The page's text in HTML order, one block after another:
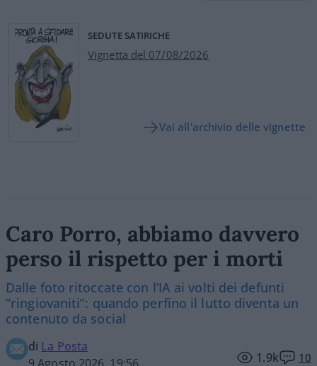
SEDUTE SATIRICHE
Vignetta del 07/08/2026
Vai all'archivio delle vignette
Caro Porro, abbiamo davvero
perso il rispetto per i morti
Dalle foto ritoccate con l’IA ai volti dei defunti
“ringiovaniti”: quando perfino il lutto diventa un
contenuto da social
di La Posta
1.9k 10